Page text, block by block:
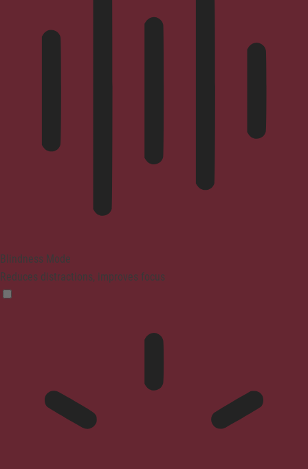
Blindness Mode
Reduces distractions, improves focus